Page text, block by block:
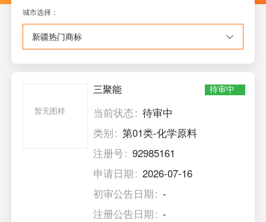
城市选择 ：
新疆热门商标
暂无图样
三聚能 待审中
当前状态
待审中
类别
第01类-化学原料
注册号
92985161
申请日期
2026-07-16
初审公告日期
-
注册公告日期
-